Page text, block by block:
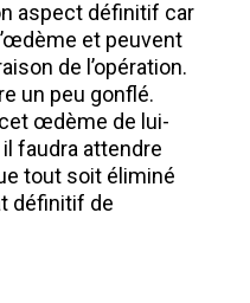
aspect définitif car
et peuvent
de l’opération.
un peu gonflé.
œdème de lui-
faudra attendre
tout soit éliminé
définitif de